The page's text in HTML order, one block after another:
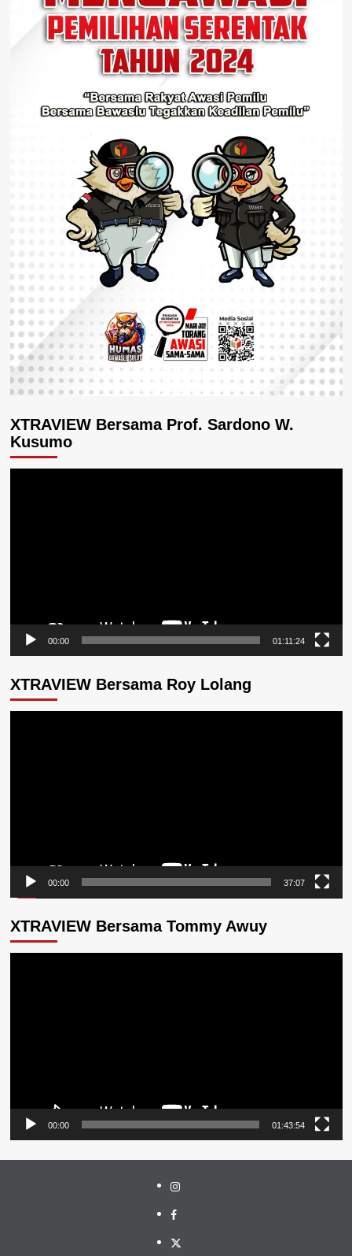
XTRAVIEW Bersama Prof. Sardono W.
Kusumo
00:00 01:11:24
XTRAVIEW Bersama Roy Lolang
00:00 37:07
XTRAVIEW Bersama Tommy Awuy
00:00 01:43:54
Instagram
Facebook
Twitter